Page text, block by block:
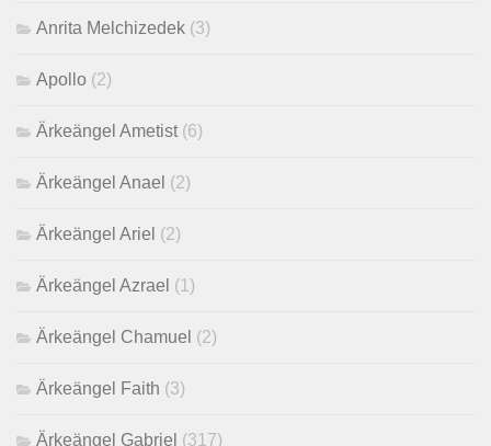
Anrita Melchizedek (3)
Apollo (2)
Ärkeängel Ametist (6)
Ärkeängel Anael (2)
Ärkeängel Ariel (2)
Ärkeängel Azrael (1)
Ärkeängel Chamuel (2)
Ärkeängel Faith (3)
Ärkeängel Gabriel (317)